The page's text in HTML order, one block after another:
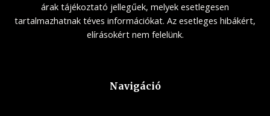
árak tájékoztató jellegűek, melyek esetlegesen
tartalmazhatnak téves információkat. Az esetleges hibákért,
elírásokért nem felelünk.
Navigáció